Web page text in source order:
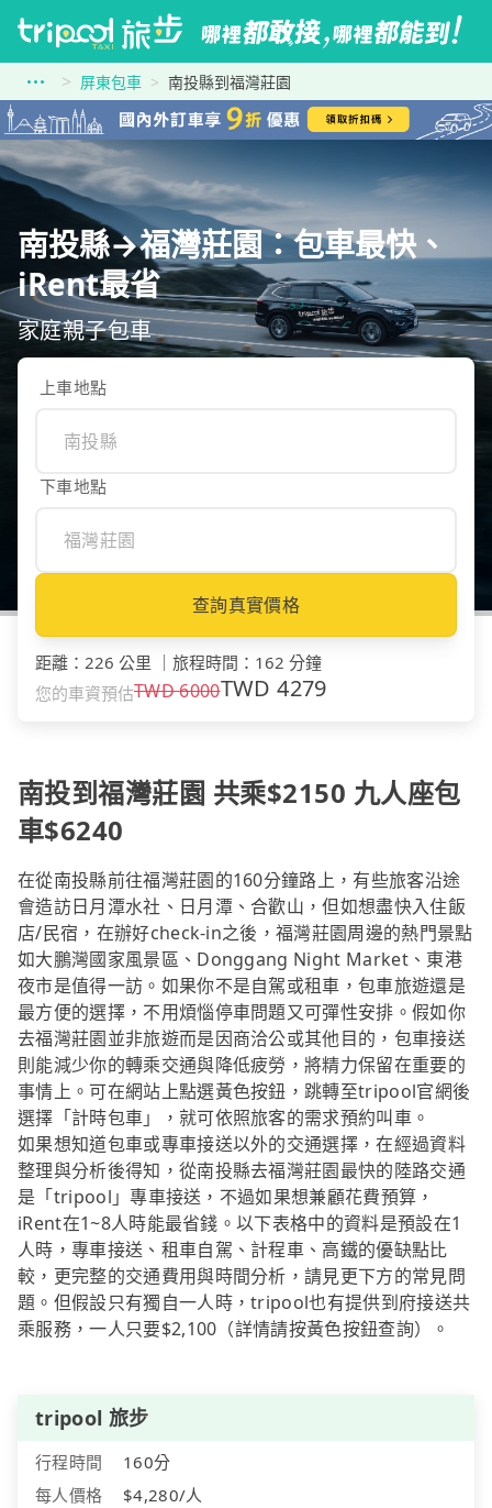
屏東包車 南投縣到福灣莊園
南投縣→福灣莊園：包車最快、
iRent最省
家庭親子包車
上車地點
下車地點
查詢真實價格
距離 ： 226 公里 旅程時間 ： 162 分鐘
您的車資預估TWD6000TWD4279
南投到福灣莊園 共乘$2150 九人座包
車$6240
在從南投縣前往福灣莊園的160分鐘路上，有些旅客沿途
會造訪日月潭水社、日月潭、合歡山，但如想盡快入住飯
店/民宿，在辦好check-in之後，福灣莊園周邊的熱門景點
如大鵬灣國家風景區、Donggang Night Market、東港
夜市是值得一訪。如果你不是自駕或租車，包車旅遊還是
最方便的選擇，不用煩惱停車問題又可彈性安排。假如你
去福灣莊園並非旅遊而是因商洽公或其他目的，包車接送
則能減少你的轉乘交通與降低疲勞，將精力保留在重要的
事情上。可在網站上點選黃色按鈕，跳轉至tripool官網後
選擇「計時包車」，就可依照旅客的需求預約叫車。
如果想知道包車或專車接送以外的交通選擇，在經過資料
整理與分析後得知，從南投縣去福灣莊園最快的陸路交通
是「tripool」專車接送，不過如果想兼顧花費預算，
iRent在1~8人時能最省錢。以下表格中的資料是預設在1
人時，專車接送、租車自駕、計程車、高鐵的優缺點比
較，更完整的交通費用與時間分析，請見更下方的常見問
題。但假設只有獨自一人時，tripool也有提供到府接送共
乘服務，一人只要$2,100（詳情請按黃色按鈕查詢）。
tripool 旅步
行程時間
160分
每人價格
$4,280/人